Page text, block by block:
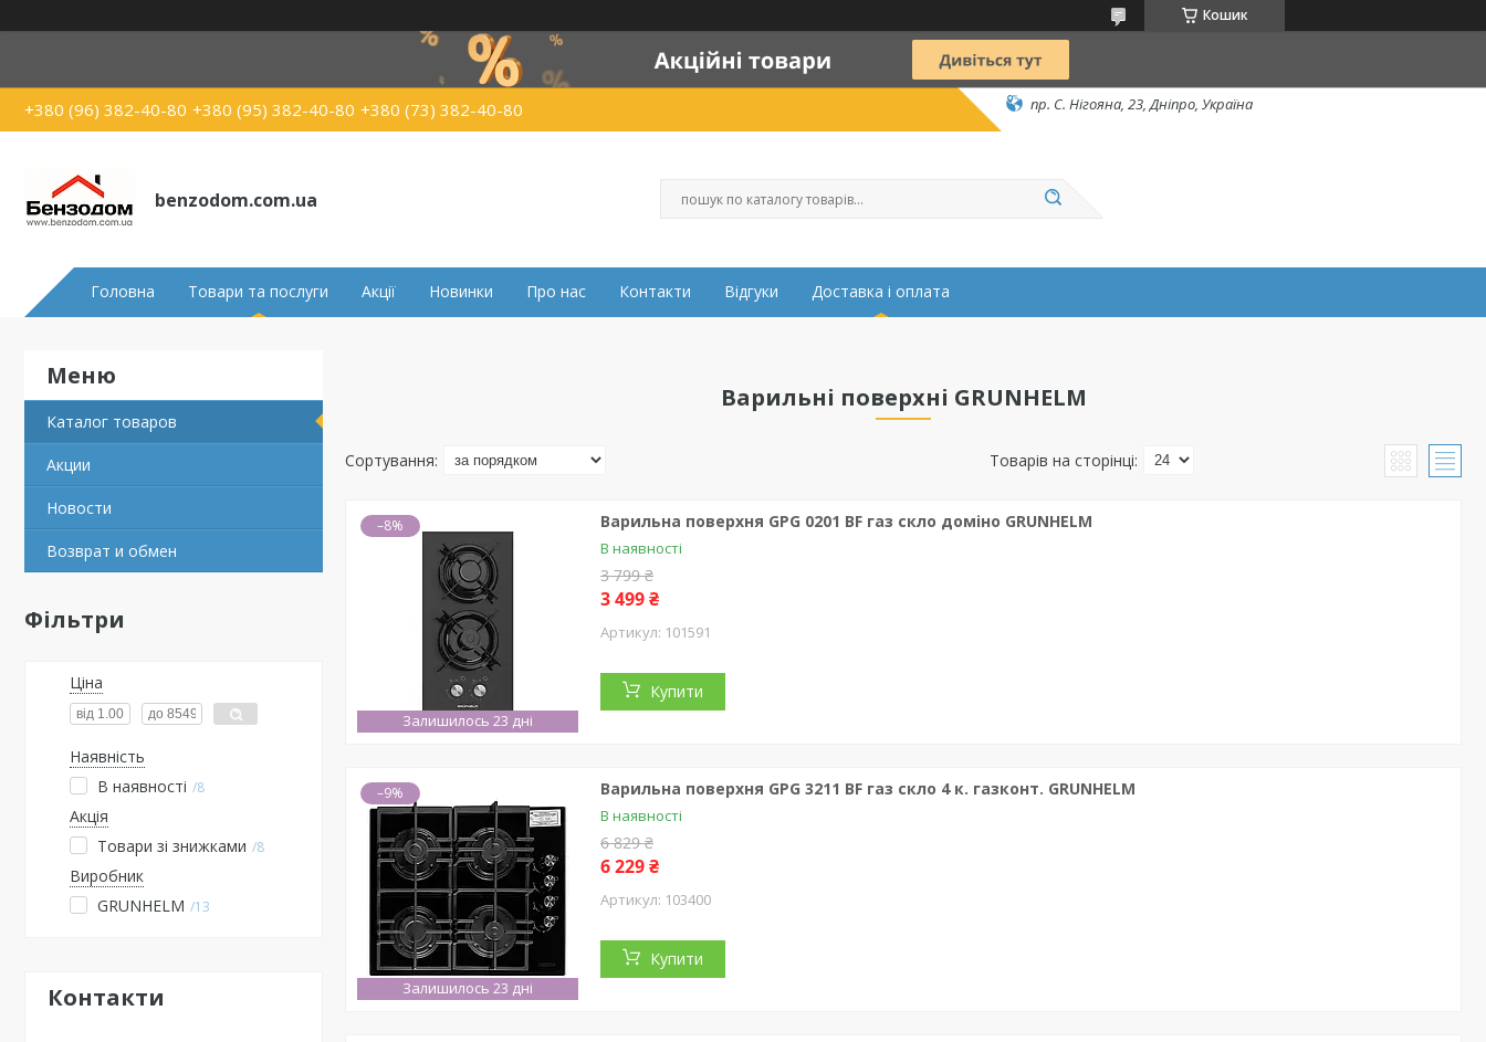
Кошик
+380 (96) 382-40-80 +380 (95) 382-40-80 +380 (73) 382-40-80 пр. С. Нігояна, 23, Дніпро, Україна
benzodom.com.ua
Головна Товари та послуги Акції Новинки Про нас Контакти Відгуки Доставка і оплата
Каталог товаров
Акции
Новости
Возврат и обмен
Фільтри
Ціна
Наявність
В наявності
8
Акція
Товари зі знижками
8
Виробник
GRUNHELM
13
Контакти
Варильні поверхні GRUNHELM
–8%
Залишилось 23 дні
Варильна поверхня GPG 0201 BF газ скло доміно GRUNHELM
В наявності
3 799 ₴
3 499 ₴
101591
Купити
–9%
Залишилось 23 дні
Варильна поверхня GPG 3211 BF газ скло 4 к. газконт. GRUNHELM
В наявності
6 829 ₴
6 229 ₴
103400
Купити